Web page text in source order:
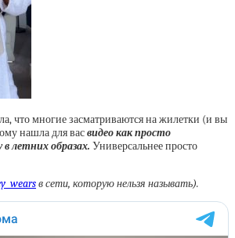
что многие засматриваются на жилетки (и вы
нашла для васвидео как просто
летних образах. Универсальнее просто
в сети, которую нельзя называть).